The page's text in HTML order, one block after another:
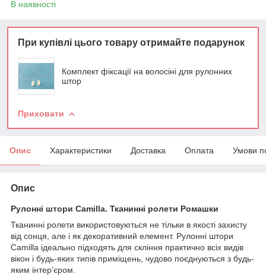
В наявності
При купівлі цього товару отримайте подарунок
Комплект фіксації на волосіні для рулонних
штор
Приховати
Опис Характеристики Доставка Оплата Умови
Опис
Рулонні штори Camilla. Тканинні ролети Ромашки
Тканинні ролети використовуються не тільки в якості захисту
від сонця, але і як декоративний елемент. Рулонні штори
Camilla ідеально підходять для скління практично всіх видів
вікон і будь-яких типів приміщень, чудово поєднуються з будь-
яким інтер'єром.